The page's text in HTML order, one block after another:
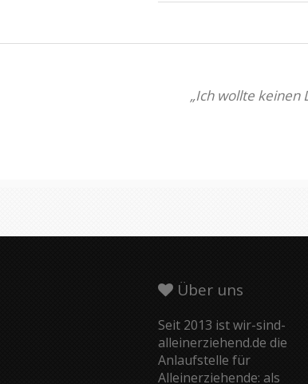
„Ich wollte keinen
Über uns
Seit 2013 ist wir-sind-
alleinerziehend.de die
Anlaufstelle für
Alleinerziehende: als